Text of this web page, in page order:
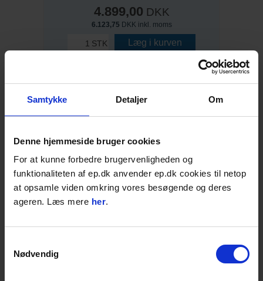
Samtykke Detaljer Om
Denne hjemmeside bruger cookies
For at kunne forbedre brugervenligheden og
funktionaliteten af ep.dk anvender ep.dk cookies til netop
at opsamle viden omkring vores besøgende og deres
ageren. Læs mere her.
Nødvendig
4.899,00 DKK
6.123,75 DKK inkl. moms
STK Læg i kurven